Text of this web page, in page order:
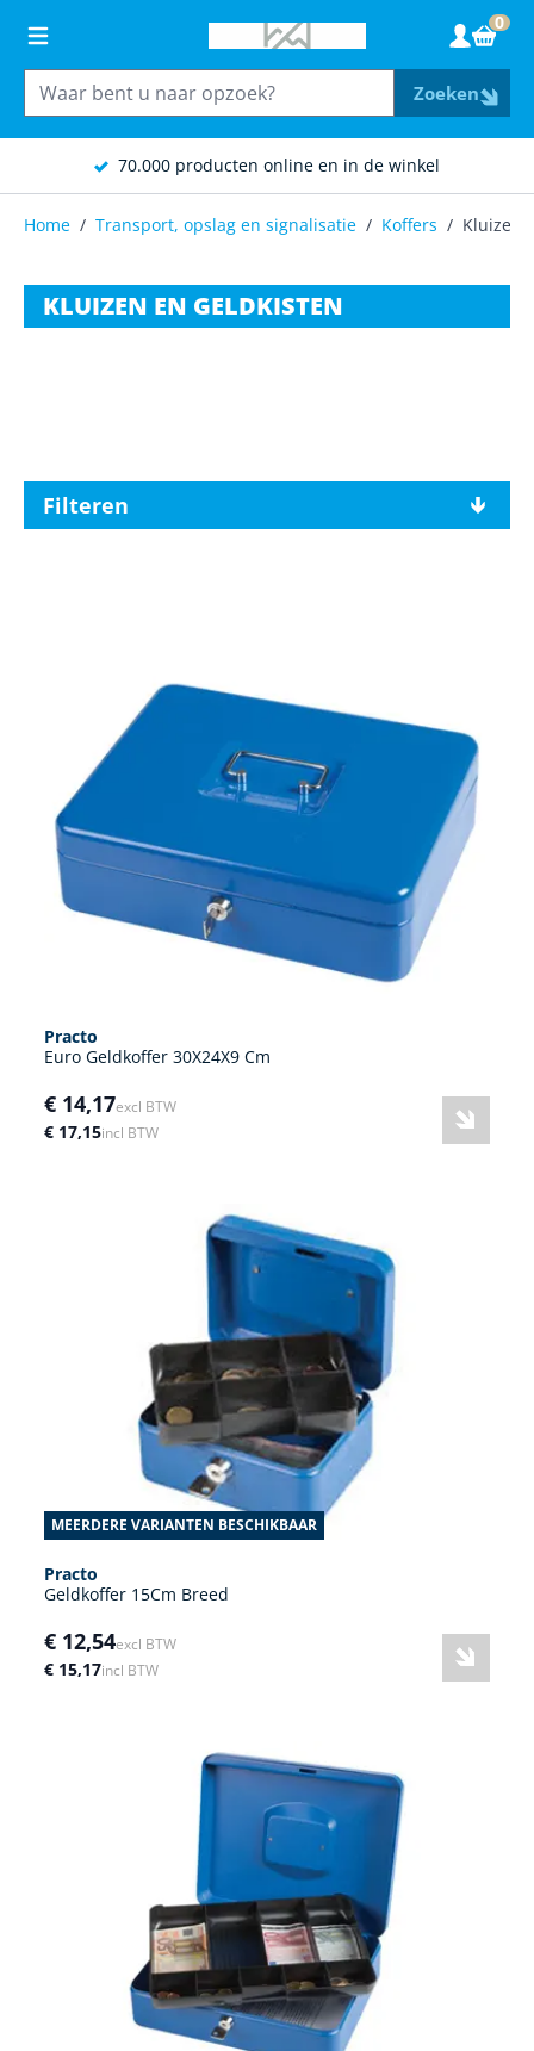
70.000 producten online en in de winkel
Zoeken
0
Home / Transport, opslag en signalisatie / Koffers / Kluizen
KLUIZEN EN GELDKISTEN
Filteren
Practo
Euro Geldkoffer 30X24X9 Cm
€ 14,17excl BTW
€ 17,15incl BTW
MEERDERE VARIANTEN BESCHIKBAAR
Practo
Geldkoffer 15Cm Breed
€ 12,54excl BTW
€ 15,17incl BTW